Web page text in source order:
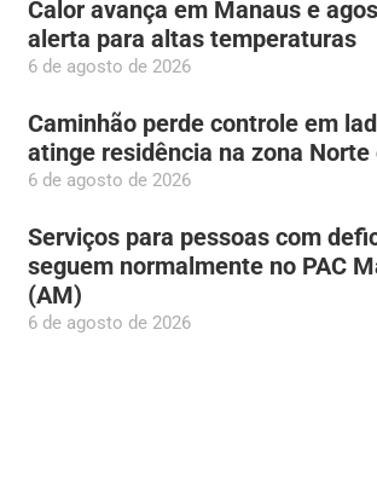
Calor avança em Manaus e
alerta para altas temperaturas
6 de agosto de 2026
Caminhão perde controle em
atinge residência na zona Norte
6 de agosto de 2026
Serviços para pessoas com
seguem normalmente no PAC
(AM)
6 de agosto de 2026